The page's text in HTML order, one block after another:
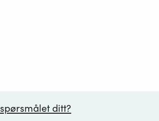
ditt?